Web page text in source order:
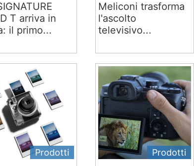
T arriva in
il primo...
Meliconi trasforma
l'ascolto
televisivo...
Prodotti Prodotti